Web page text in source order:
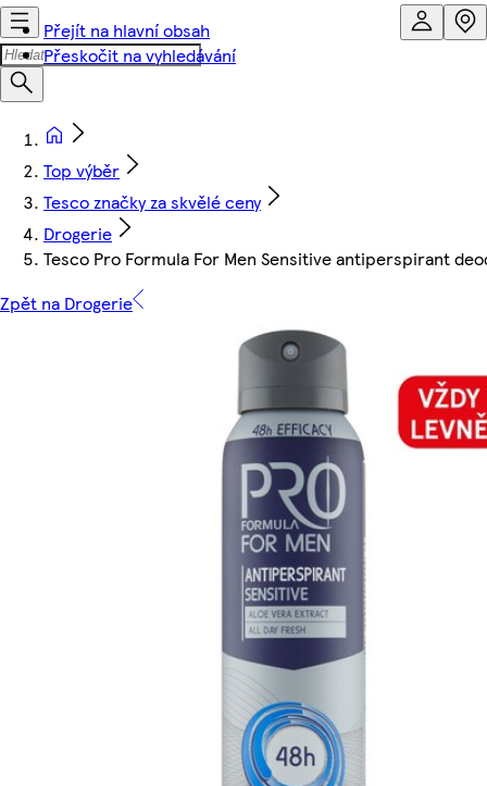
Přejít na hlavní obsah
Přeskočit na vyhledávání
Top výběr
Tesco značky za skvělé ceny
Drogerie
Tesco Pro Formula For Men Sensitive antiperspirant
Zpět na Drogerie